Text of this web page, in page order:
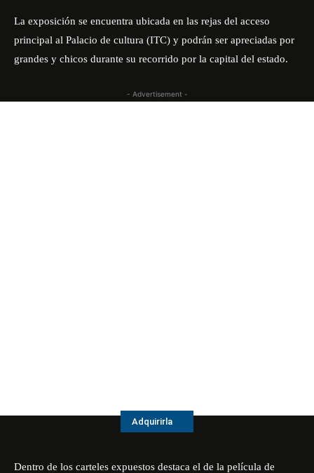
La exposición se encuentra ubicada en las rejas del acceso
principal al Palacio de cultura (ITC) y podrán ser apreciadas por
grandes y chicos durante su recorrido por la capital del estado.
- Advertisement -
Adquirirla
Dentro de los carteles expuestos destaca el de la película de